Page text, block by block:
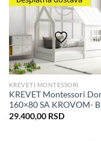
Add to
KREVETI MONTESSORI
KREVET Montessori
160×80 SA KROVOM-
29.400,00 RSD